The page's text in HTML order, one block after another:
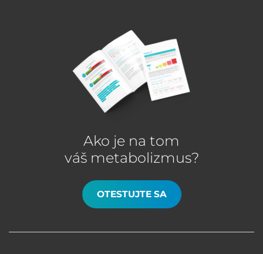
Ako je na tom
váš metabolizmus?
OTESTUJTE SA